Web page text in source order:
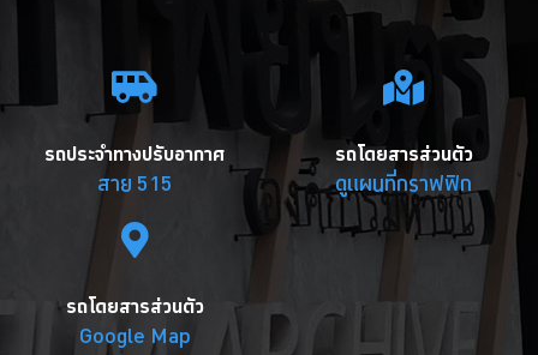
รถประจำทางปรับอากาศ
สาย 515
รถโดยสารส่วนตัว
ดูแผนที่กราฟฟิก
รถโดยสารส่วนตัว
Google Map